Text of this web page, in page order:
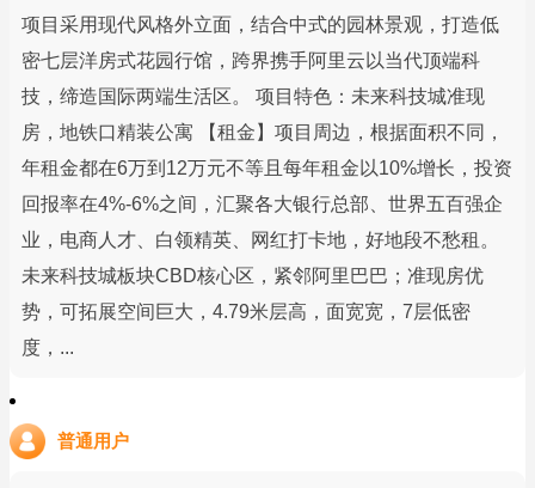
项目采用现代风格外立面，结合中式的园林景观，打造低
密七层洋房式花园行馆，跨界携手阿里云以当代顶端科
技，缔造国际两端生活区。 项目特色：未来科技城准现
房，地铁口精装公寓 【租金】项目周边，根据面积不同，
年租金都在6万到12万元不等且每年租金以10%增长，投资
回报率在4%-6%之间，汇聚各大银行总部、世界五百强企
业，电商人才、白领精英、网红打卡地，好地段不愁租。
未来科技城板块CBD核心区，紧邻阿里巴巴；准现房优
势，可拓展空间巨大，4.79米层高，面宽宽，7层低密
度，...
普通用户